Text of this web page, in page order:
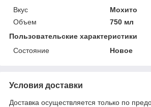
Вкус
Мохито
Объем
750 мл
Пользовательские характеристики
Состояние
Новое
Условия доставки
Доставка осуществляется только по